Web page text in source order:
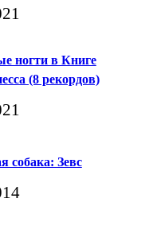
ногти в Книге
(8 рекордов)
собака: Зевс